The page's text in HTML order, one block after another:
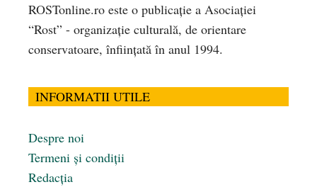
ROSTonline.ro este o publicaţie a Asociaţiei
“Rost” - organizaţie culturală, de orientare
conservatoare, înfiinţată în anul 1994.
INFORMATII UTILE
Despre noi
Termeni și condiții
Redacția